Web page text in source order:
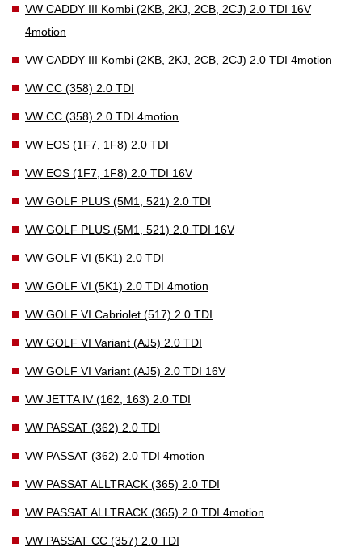
VW CADDY III Kombi (2KB, 2KJ, 2CB, 2CJ) 2.0 TDI 16V
4motion
VW CADDY III Kombi (2KB, 2KJ, 2CB, 2CJ) 2.0 TDI 4motion
VW CC (358) 2.0 TDI
VW CC (358) 2.0 TDI 4motion
VW EOS (1F7, 1F8) 2.0 TDI
VW EOS (1F7, 1F8) 2.0 TDI 16V
VW GOLF PLUS (5M1, 521) 2.0 TDI
VW GOLF PLUS (5M1, 521) 2.0 TDI 16V
VW GOLF VI (5K1) 2.0 TDI
VW GOLF VI (5K1) 2.0 TDI 4motion
VW GOLF VI Cabriolet (517) 2.0 TDI
VW GOLF VI Variant (AJ5) 2.0 TDI
VW GOLF VI Variant (AJ5) 2.0 TDI 16V
VW JETTA IV (162, 163) 2.0 TDI
VW PASSAT (362) 2.0 TDI
VW PASSAT (362) 2.0 TDI 4motion
VW PASSAT ALLTRACK (365) 2.0 TDI
VW PASSAT ALLTRACK (365) 2.0 TDI 4motion
VW PASSAT CC (357) 2.0 TDI